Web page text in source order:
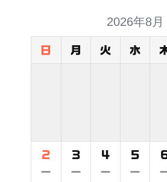
2026年8月
日 月 火 水
2
－
3
－
4
－
5
－